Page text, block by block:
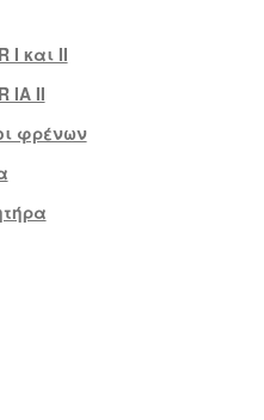
I και II
IA II
φρένων